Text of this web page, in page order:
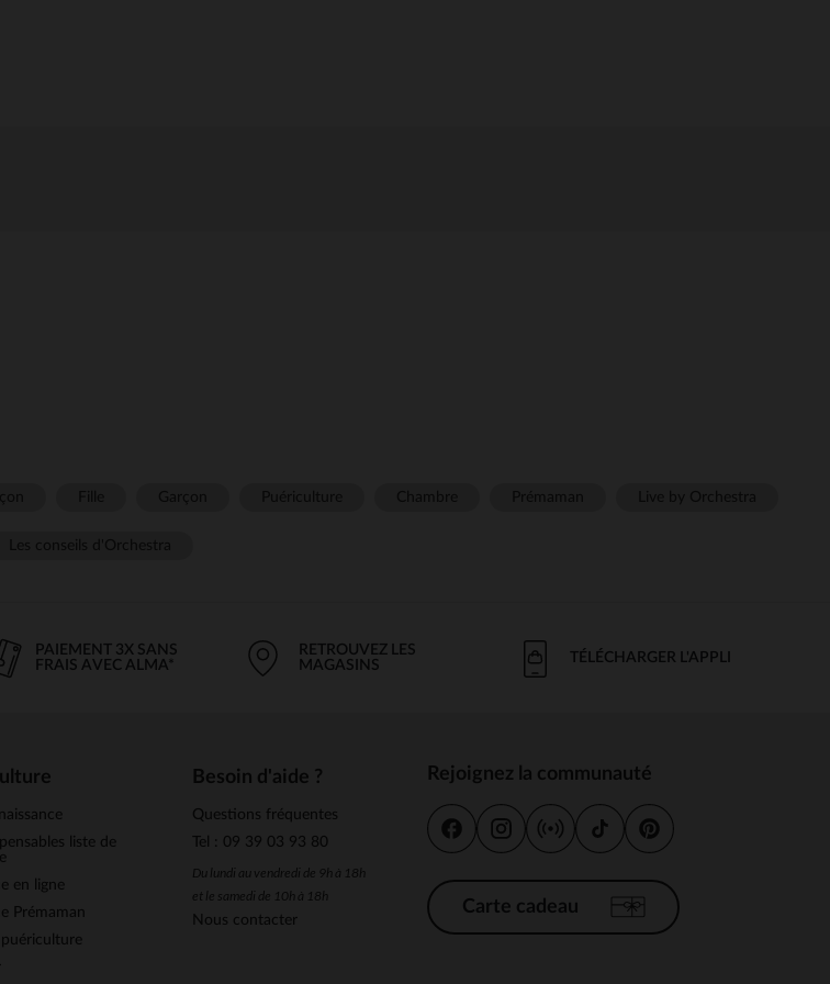
PAIEMENT 3X SANS
FRAIS AVEC ALMA*
RETROUVEZ LES
MAGASINS
TÉLÉCHARGER L'APPLI
liste de
en ligne
Prémaman
Besoin d'aide ?
Questions fréquentes
Tel : 09 39 03 93 80
Du lundi au vendredi de 9h à 18h
et le samedi de 10h à 18h
Nous contacter
Rejoignez la communauté
Carte cadeau